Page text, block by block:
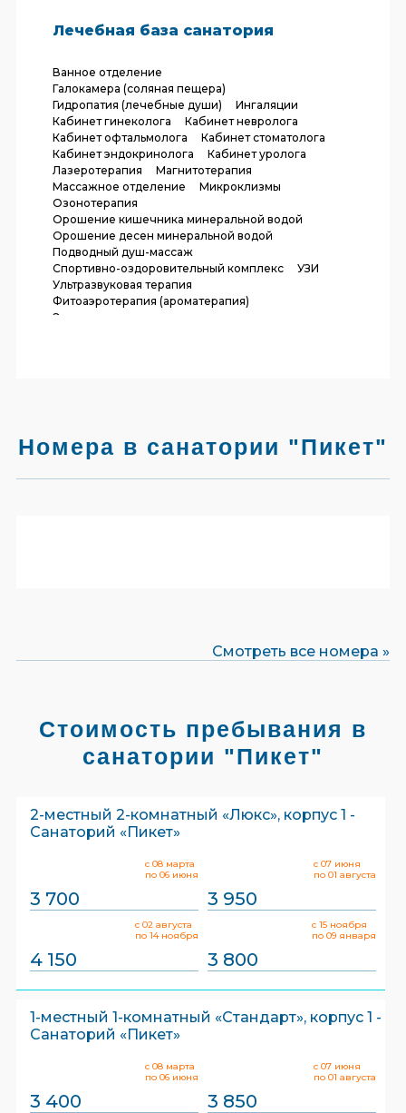
Лечебная база санатория
Ванное отделение
Галокамера (соляная пещера)
Гидропатия (лечебные души)
Ингаляции
Кабинет гинеколога
Кабинет невролога
Кабинет офтальмолога
Кабинет стоматолога
Кабинет эндокринолога
Кабинет уролога
Лазеротерапия
Магнитотерапия
Массажное отделение
Микроклизмы
Озонотерапия
Орошение кишечника минеральной водой
Орошение десен минеральной водой
Подводный душ-массаж
Спортивно-оздоровительный комплекс
УЗИ
Ультразвуковая терапия
Фитоаэротерапия (ароматерапия)
Электрокардиограмма
Номера в санатории "Пикет"
Смотреть все номера »
Стоимость пребывания в
санатории "Пикет"
2-местный 2-комнатный «Люкс», корпус 1 -
Санаторий «Пикет»
с 08 марта
по 06 июня
3 700
с 07 июня
по 01 августа
3 950
с 02 августа
по 14 ноября
4 150
с 15 ноября
по 09 января
3 800
1-местный 1-комнатный «Стандарт», корпус 1 -
Санаторий «Пикет»
с 08 марта
по 06 июня
3 400
с 07 июня
по 01 августа
3 850